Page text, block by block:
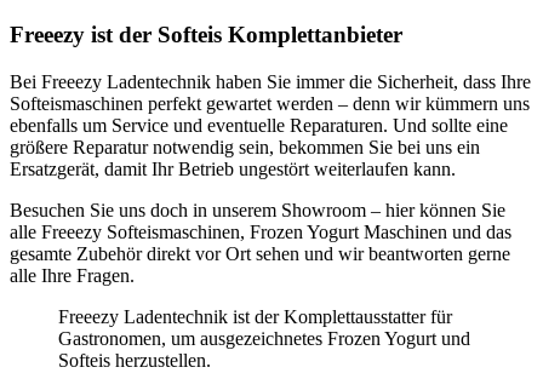
Freeezy ist der Softeis Komplettanbieter
Bei Freeezy Ladentechnik haben Sie immer die Sicherheit, dass Ihre
Softeismaschinen perfekt gewartet werden – denn wir kümmern uns
ebenfalls um Service und eventuelle Reparaturen. Und sollte eine
größere Reparatur notwendig sein, bekommen Sie bei uns ein
Ersatzgerät, damit Ihr Betrieb ungestört weiterlaufen kann.
Besuchen Sie uns doch in unserem Showroom – hier können Sie
alle Freeezy Softeismaschinen, Frozen Yogurt Maschinen und das
gesamte Zubehör direkt vor Ort sehen und wir beantworten gerne
alle Ihre Fragen.
Freeezy Ladentechnik ist der Komplettausstatter für
Gastronomen, um ausgezeichnetes Frozen Yogurt und
Softeis herzustellen.